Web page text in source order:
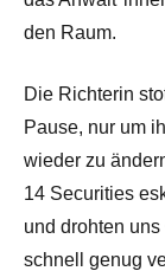
den Raum.
Die Richterin
Pause, nur um
wieder zu
14 Securities
und drohten
schnell genug